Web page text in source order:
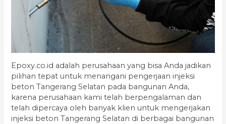
Epoxy.co.id adalah perusahaan yang bisa Anda jadikan
pilihan tepat untuk menangani pengerjaan injeksi
beton Tangerang Selatan pada bangunan Anda,
karena perusahaan kami telah berpengalaman dan
telah dipercaya oleh banyak klien untuk mengerjakan
injeksi beton Tangerang Selatan di berbagai bangunan